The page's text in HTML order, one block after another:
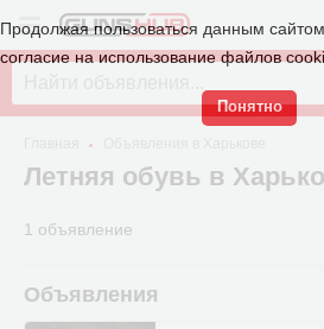
Продолжая пользоваться данным
согласие на использование файлов
Понятно
Летняя обувь в
1 объявление
Объявления